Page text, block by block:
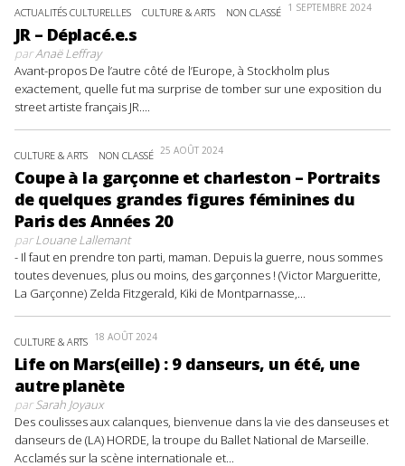
ACTUALITÉS CULTURELLES CULTURE & ARTS NON CLASSÉ 1 SEPTEMBRE 2024
JR – Déplacé.e.s
parAnaë Leffray
Avant-propos De l’autre côté de l’Europe, à Stockholm plus
exactement, quelle fut ma surprise de tomber sur une exposition du
street artiste français JR....
CULTURE & ARTS NON CLASSÉ 25 AOÛT 2024
Coupe à la garçonne et charleston – Portraits
de quelques grandes figures féminines du
Paris des Années 20
parLouane Lallemant
- Il faut en prendre ton parti, maman. Depuis la guerre, nous sommes
toutes devenues, plus ou moins, des garçonnes ! (Victor Margueritte,
La Garçonne) Zelda Fitzgerald, Kiki de Montparnasse,...
CULTURE & ARTS 18 AOÛT 2024
Life on Mars(eille) : 9 danseurs, un été, une
autre planète
parSarah Joyaux
Des coulisses aux calanques, bienvenue dans la vie des danseuses et
danseurs de (LA) HORDE, la troupe du Ballet National de Marseille.
Acclamés sur la scène internationale et...